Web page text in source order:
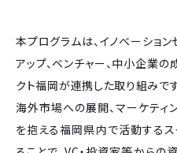
本プログラムは、イノベーショ
アップ、ベンチャー、中小企業
クト福岡が連携した取り組みです
海外市場への展開、マーケティ
を抱える福岡県内で活動するス